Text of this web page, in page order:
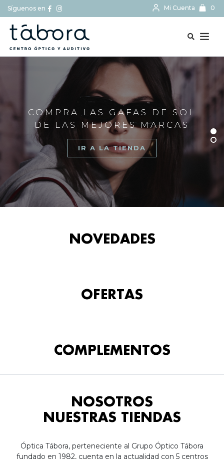
Síguenos en Mi Cuenta 0
COMPRA LAS GAFAS DE SOL
DE LAS MEJORES MARCAS
IR A LA TIENDA
NOVEDADES
OFERTAS
COMPLEMENTOS
NOSOTROS
NUESTRAS TIENDAS
Óptica Tábora, perteneciente al Grupo Óptico Tábora
fundado en 1982, cuenta en la actualidad con 5 centros